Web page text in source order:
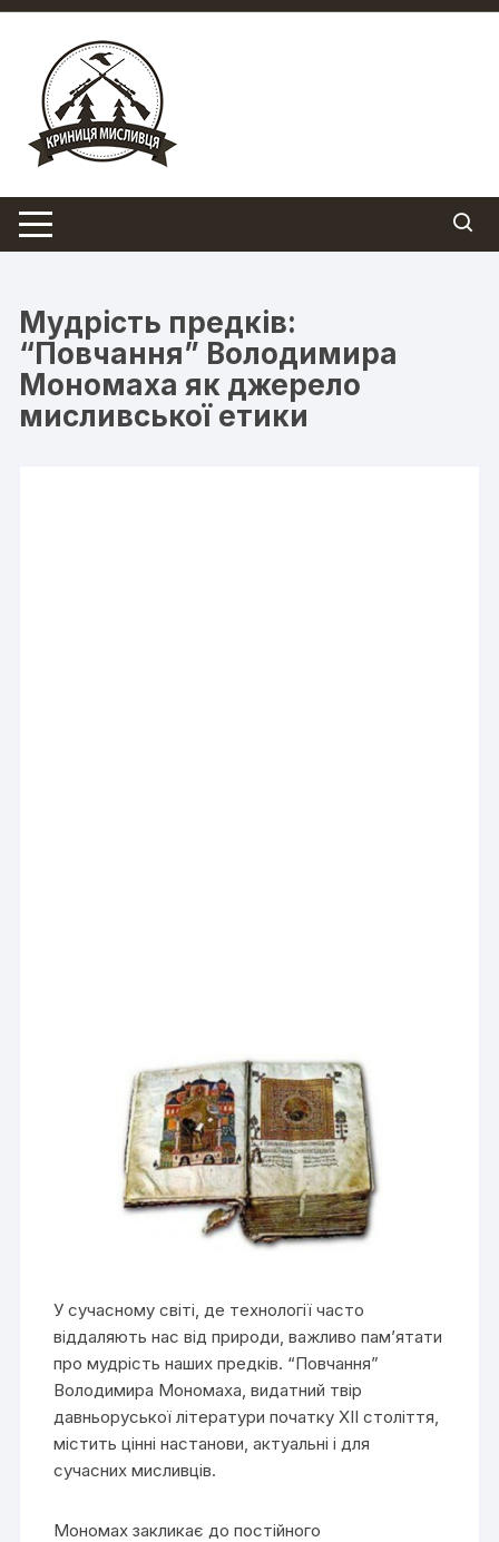
Перейти
вмісту
Мудрість предків:
“Повчання” Володимира
Мономаха як джерело
мисливської етики
У сучасному світі, де технології часто
віддаляють нас від природи, важливо пам’ятати
про мудрість наших предків. “Повчання”
Володимира Мономаха, видатний твір
давньоруської літератури початку XII століття,
містить цінні настанови, актуальні і для
сучасних мисливців.
Мономах закликає до постійного